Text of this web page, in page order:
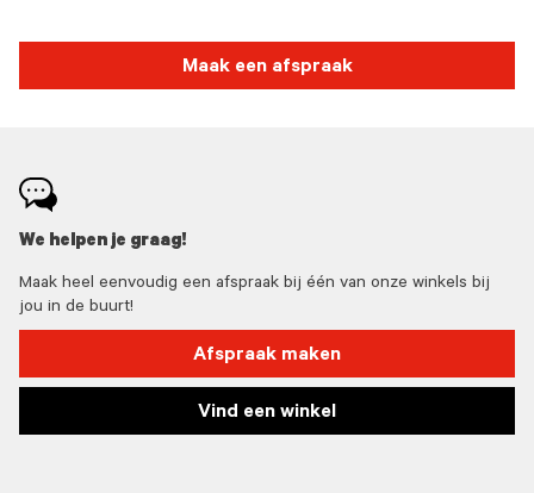
Maak een afspraak
We helpen je graag!
Maak heel eenvoudig een afspraak bij één van onze winkels bij
jou in de buurt!
Afspraak maken
Vind een winkel